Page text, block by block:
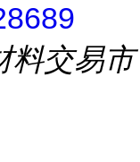
料交易市